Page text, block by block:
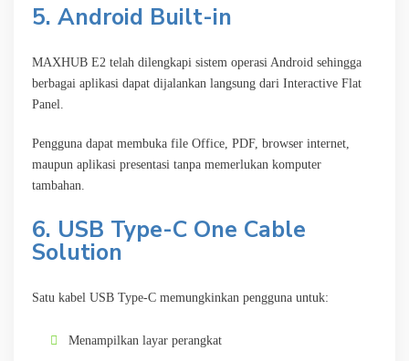
5. Android Built-in
MAXHUB E2 telah dilengkapi sistem operasi Android sehingga
berbagai aplikasi dapat dijalankan langsung dari Interactive Flat
Panel.
Pengguna dapat membuka file Office, PDF, browser internet,
maupun aplikasi presentasi tanpa memerlukan komputer
tambahan.
6. USB Type-C One Cable
Solution
Satu kabel USB Type-C memungkinkan pengguna untuk:
Menampilkan layar perangkat